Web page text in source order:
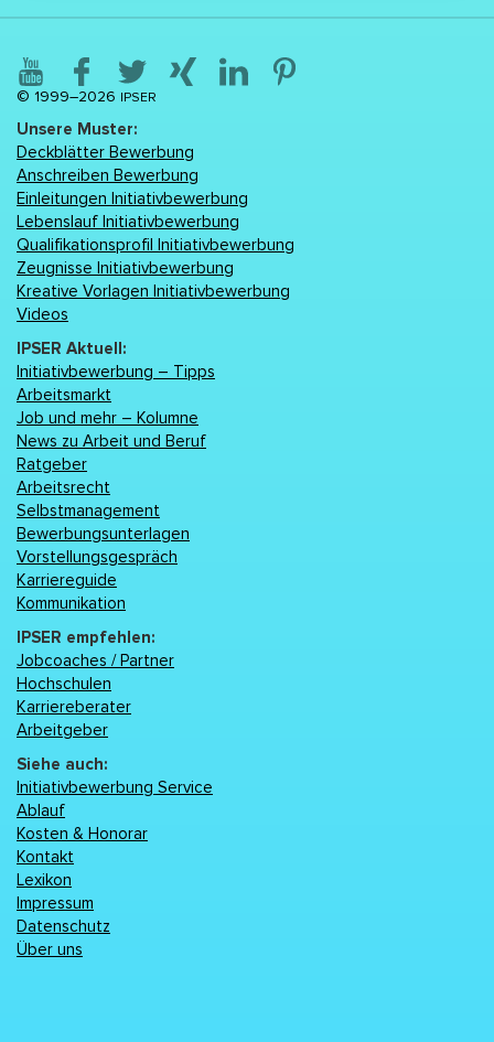
© 1999–2026 IPSER
Unsere Muster:
Deckblätter Bewerbung
Anschreiben Bewerbung
Einleitungen Initiativbewerbung
Lebenslаuf Initiativbewerbung
Qualifikationsprofil Initiativbewerbung
Zeugnisse Initiativbewerbung
Kreative Vorlagen Initiativbewerbung
Videos
IPSER Aktuell:
Initiativbewerbung – Tipps
Arbeitsmarkt
Job und mehr – Kolumne
News zu Arbeit und Beruf
Ratgeber
Arbeitsrecht
Selbstmanagement
Bewerbungsunterlagen
Vorstellungsgespräch
Karriereguide
Kommunikation
IPSER empfehlen:
Jobcoaches / Partner
Hochschulen
Karriereberater
Arbeitgeber
Siehe auch:
Initiativbewerbung Service
Ablauf
Kosten & Honorar
Kontakt
Lexikon
Impressum
Datenschutz
Über uns